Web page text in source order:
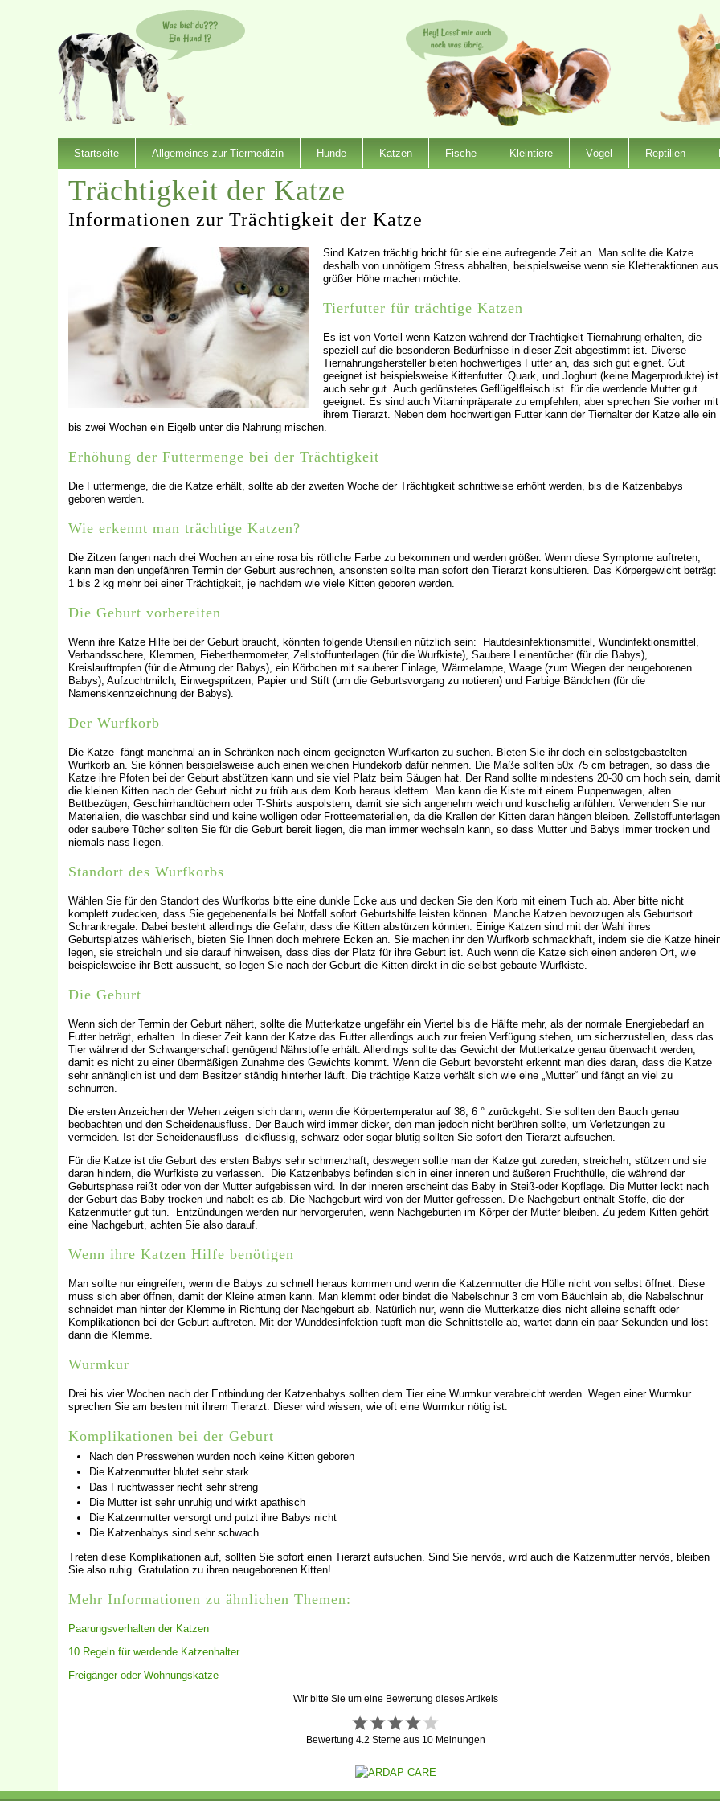
Startseite Allgemeines zur Tiermedizin Hunde Katzen Fische Kleintiere Vögel Reptilien
Trächtigkeit der Katze
Informationen zur Trächtigkeit der Katze
Sind Katzen trächtig bricht für sie eine aufregende Zeit an. Man sollte die Katze
deshalb von unnötigem Stress abhalten, beispielsweise wenn sie Kletteraktionen aus
größer Höhe machen möchte.
Tierfutter für trächtige Katzen
Es ist von Vorteil wenn Katzen während der Trächtigkeit Tiernahrung erhalten, die
speziell auf die besonderen Bedürfnisse in dieser Zeit abgestimmt ist. Diverse
Tiernahrungshersteller bieten hochwertiges Futter an, das sich gut eignet. Gut
geeignet ist beispielsweise Kittenfutter. Quark, und Joghurt (keine Magerprodukte) ist
auch sehr gut. Auch gedünstetes Geflügelfleisch ist für die werdende Mutter gut
geeignet. Es sind auch Vitaminpräparate zu empfehlen, aber sprechen Sie vorher mit
ihrem Tierarzt. Neben dem hochwertigen Futter kann der Tierhalter der Katze alle ein
bis zwei Wochen ein Eigelb unter die Nahrung mischen.
Erhöhung der Futtermenge bei der Trächtigkeit
Die Futtermenge, die die Katze erhält, sollte ab der zweiten Woche der Trächtigkeit schrittweise erhöht werden, bis die Katzenbabys
geboren werden.
Wie erkennt man trächtige Katzen?
Die Zitzen fangen nach drei Wochen an eine rosa bis rötliche Farbe zu bekommen und werden größer. Wenn diese Symptome auftreten,
kann man den ungefähren Termin der Geburt ausrechnen, ansonsten sollte man sofort den Tierarzt konsultieren. Das Körpergewicht beträgt
1 bis 2 kg mehr bei einer Trächtigkeit, je nachdem wie viele Kitten geboren werden.
Die Geburt vorbereiten
Wenn ihre Katze Hilfe bei der Geburt braucht, könnten folgende Utensilien nützlich sein: Hautdesinfektionsmittel, Wundinfektionsmittel,
Verbandsschere, Klemmen, Fieberthermometer, Zellstoffunterlagen (für die Wurfkiste), Saubere Leinentücher (für die Babys),
Kreislauftropfen (für die Atmung der Babys), ein Körbchen mit sauberer Einlage, Wärmelampe, Waage (zum Wiegen der neugeborenen
Babys), Aufzuchtmilch, Einwegspritzen, Papier und Stift (um die Geburtsvorgang zu notieren) und Farbige Bändchen (für die
Namenskennzeichnung der Babys).
Der Wurfkorb
Die Katze fängt manchmal an in Schränken nach einem geeigneten Wurfkarton zu suchen. Bieten Sie ihr doch ein selbstgebastelten
Wurfkorb an. Sie können beispielsweise auch einen weichen Hundekorb dafür nehmen. Die Maße sollten 50x 75 cm betragen, so dass die
Katze ihre Pfoten bei der Geburt abstützen kann und sie viel Platz beim Säugen hat. Der Rand sollte mindestens 20-30 cm hoch sein, damit
die kleinen Kitten nach der Geburt nicht zu früh aus dem Korb heraus klettern. Man kann die Kiste mit einem Puppenwagen, alten
Bettbezügen, Geschirrhandtüchern oder T-Shirts auspolstern, damit sie sich angenehm weich und kuschelig anfühlen. Verwenden Sie nur
Materialien, die waschbar sind und keine wolligen oder Frotteematerialien, da die Krallen der Kitten daran hängen bleiben. Zellstoffunterlagen
oder saubere Tücher sollten Sie für die Geburt bereit liegen, die man immer wechseln kann, so dass Mutter und Babys immer trocken und
niemals nass liegen.
Standort des Wurfkorbs
Wählen Sie für den Standort des Wurfkorbs bitte eine dunkle Ecke aus und decken Sie den Korb mit einem Tuch ab. Aber bitte nicht
komplett zudecken, dass Sie gegebenenfalls bei Notfall sofort Geburtshilfe leisten können. Manche Katzen bevorzugen als Geburtsort
Schrankregale. Dabei besteht allerdings die Gefahr, dass die Kitten abstürzen könnten. Einige Katzen sind mit der Wahl ihres
Geburtsplatzes wählerisch, bieten Sie Ihnen doch mehrere Ecken an. Sie machen ihr den Wurfkorb schmackhaft, indem sie die Katze
legen, sie streicheln und sie darauf hinweisen, dass dies der Platz für ihre Geburt ist. Auch wenn die Katze sich einen anderen Ort, wie
beispielsweise ihr Bett aussucht, so legen Sie nach der Geburt die Kitten direkt in die selbst gebaute Wurfkiste.
Die Geburt
Wenn sich der Termin der Geburt nähert, sollte die Mutterkatze ungefähr ein Viertel bis die Hälfte mehr, als der normale Energiebedarf an
Futter beträgt, erhalten. In dieser Zeit kann der Katze das Futter allerdings auch zur freien Verfügung stehen, um sicherzustellen, dass das
Tier während der Schwangerschaft genügend Nährstoffe erhält. Allerdings sollte das Gewicht der Mutterkatze genau überwacht werden,
damit es nicht zu einer übermäßigen Zunahme des Gewichts kommt. Wenn die Geburt bevorsteht erkennt man dies daran, dass die Katze
sehr anhänglich ist und dem Besitzer ständig hinterher läuft. Die trächtige Katze verhält sich wie eine „Mutter“ und fängt an viel zu
schnurren.
Die ersten Anzeichen der Wehen zeigen sich dann, wenn die Körpertemperatur auf 38, 6 ° zurückgeht. Sie sollten den Bauch genau
beobachten und den Scheidenausfluss. Der Bauch wird immer dicker, den man jedoch nicht berühren sollte, um Verletzungen zu
vermeiden. Ist der Scheidenausfluss dickflüssig, schwarz oder sogar blutig sollten Sie sofort den Tierarzt aufsuchen.
Für die Katze ist die Geburt des ersten Babys sehr schmerzhaft, deswegen sollte man der Katze gut zureden, streicheln, stützen und sie
daran hindern, die Wurfkiste zu verlassen. Die Katzenbabys befinden sich in einer inneren und äußeren Fruchthülle, die während der
Geburtsphase reißt oder von der Mutter aufgebissen wird. In der inneren erscheint das Baby in Steiß-oder Kopflage. Die Mutter leckt nach
der Geburt das Baby trocken und nabelt es ab. Die Nachgeburt wird von der Mutter gefressen. Die Nachgeburt enthält Stoffe, die der
Katzenmutter gut tun. Entzündungen werden nur hervorgerufen, wenn Nachgeburten im Körper der Mutter bleiben. Zu jedem Kitten gehört
eine Nachgeburt, achten Sie also darauf.
Wenn ihre Katzen Hilfe benötigen
Man sollte nur eingreifen, wenn die Babys zu schnell heraus kommen und wenn die Katzenmutter die Hülle nicht von selbst öffnet. Diese
muss sich aber öffnen, damit der Kleine atmen kann. Man klemmt oder bindet die Nabelschnur 3 cm vom Bäuchlein ab, die Nabelschnur
schneidet man hinter der Klemme in Richtung der Nachgeburt ab. Natürlich nur, wenn die Mutterkatze dies nicht alleine schafft oder
Komplikationen bei der Geburt auftreten. Mit der Wunddesinfektion tupft man die Schnittstelle ab, wartet dann ein paar Sekunden und löst
dann die Klemme.
Wurmkur
Drei bis vier Wochen nach der Entbindung der Katzenbabys sollten dem Tier eine Wurmkur verabreicht werden. Wegen einer Wurmkur
sprechen Sie am besten mit ihrem Tierarzt. Dieser wird wissen, wie oft eine Wurmkur nötig ist.
Komplikationen bei der Geburt
Nach den Presswehen wurden noch keine Kitten geboren
Die Katzenmutter blutet sehr stark
Das Fruchtwasser riecht sehr streng
Die Mutter ist sehr unruhig und wirkt apathisch
Die Katzenmutter versorgt und putzt ihre Babys nicht
Die Katzenbabys sind sehr schwach
Treten diese Komplikationen auf, sollten Sie sofort einen Tierarzt aufsuchen. Sind Sie nervös, wird auch die Katzenmutter nervös, bleiben
Sie also ruhig. Gratulation zu ihren neugeborenen Kitten!
Mehr Informationen zu ähnlichen Themen:
Paarungsverhalten der Katzen
10 Regeln für werdende Katzenhalter
Freigänger oder Wohnungskatze
Wir bitte Sie um eine Bewertung dieses Artikels
Bewertung 4.2 Sterne aus 10Meinungen